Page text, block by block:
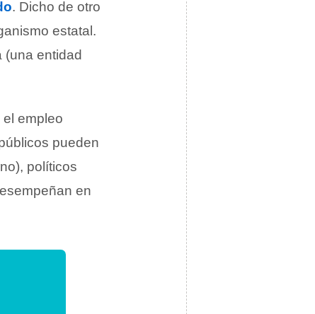
. Dicho de otro
estatal.
(una entidad
empleo
pueden
políticos
en